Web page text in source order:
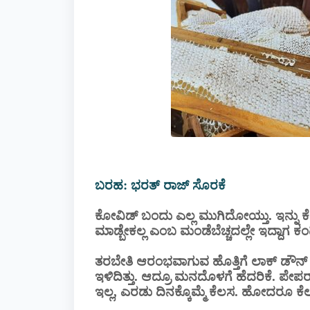
ಬರಹ: ಭರತ್ ರಾಜ್ ಸೊರಕೆ
ಕೋವಿಡ್ ಬಂದು ಎಲ್ಲ ಮುಗಿದೋಯ್ತು. ಇನ್ನು‌
ಮಾಡ್ಬೇಕಲ್ಲ ಎಂಬ ಮಂಡೆಬೆಚ್ಚದಲ್ಲೇ‌ ಇದ್ದಾಗ
ತರಬೇತಿ ಆರಂಭವಾಗುವ ಹೊತ್ತಿಗೆ ಲಾಕ್ ಡೌನ್
ಇಳಿದಿತ್ತು. ಆದ್ರೂ ಮನದೊಳಗೆ ಹೆದರಿಕೆ.
ಇಲ್ಲ, ಎರಡು‌ ದಿನಕ್ಕೊಮ್ಮೆ ಕೆಲಸ.‌‌ ಹೋದರೂ